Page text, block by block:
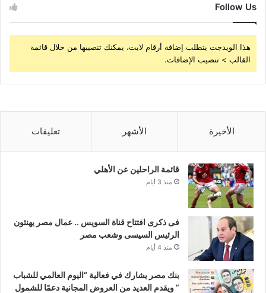
Follow Us
هذا الويدجت يتطلب إضافة أرقام لايت، يمكنك تنصيبها من خلال قائمة
القالب > تنصيب الإضافات.
الأخيرة الأشهر تعليقات
قائمة الراحلين عن الأهلي
منذ 3 أيام
فى ذكرى افتتاح قناة السويس .. عمال مصر يهنئون
الرئيس السيسى وشعب مصر
منذ 4 أيام
بنك مصر يشارك في فعالية “اليوم العالمي للشباب
” ويقدم العديد من العروض المجانية دعمًا للشمول